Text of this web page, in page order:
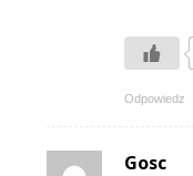
Odpowiedz
Gosc